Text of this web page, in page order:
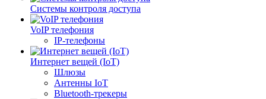
Системы контроля доступа
VoIP телефония
IP-телефоны
Интернет вещей (IoT)
Шлюзы
Антенны IoT
Bluetooth-трекеры